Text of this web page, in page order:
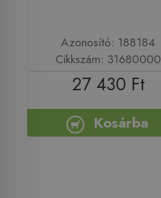
Azonosító: 188184
Cikkszám: 31680000
27 430 Ft
Kosárba